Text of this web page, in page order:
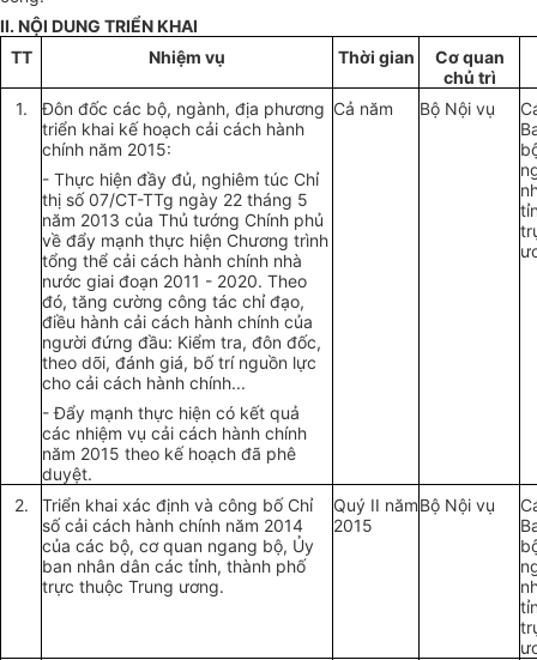
II. NỘI DUNG TRIỂN KHAI
TT
Nhiệm vụ Thời gian
Cơ quan
chủ trì
1.
Đôn đốc các bộ, ngành, địa phương
triển khai kế hoạch cải cách hành
chính năm 2015:
- Thực hiện đầy đủ, nghiêm túc Chỉ
thị số 07/CT-TTg ngày 22 tháng 5
năm 2013 của Thủ tướng Chính phủ
về đẩy mạnh thực hiện Chương trình
tổng thể cải cách hành chính nhà
nước giai đoạn 2011 - 2020. Theo
đó, tăng cường công tác chỉ đạo,
điều hành cải cách hành chính của
người đứng đầu: Kiểm tra, đôn đốc,
theo dõi, đánh giá, bố trí nguồn lực
cho cải cách hành chính...
- Đẩy mạnh thực hiện có kết quả
các nhiệm vụ cải cách hành chính
năm 2015 theo kế hoạch đã phê
duyệt.
Cả năm Bộ Nội vụ
2.
Triển khai xác định và công bố Chỉ
số cải cách hành chính năm 2014
của các bộ, cơ quan ngang bộ, Ủy
ban nhân dân các tỉnh, thành phố
trực thuộc Trung ương.
Quý II năm
2015
Bộ Nội vụ